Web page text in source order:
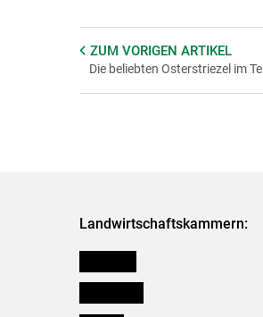
ZUM VORIGEN ARTIKEL
Die beliebten Osterstriezel im
Landwirtschaftskammern: